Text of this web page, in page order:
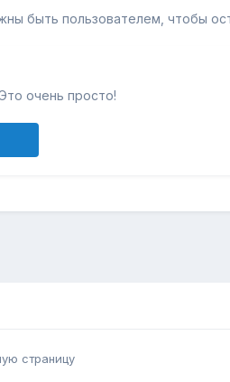
быть пользователем, чтобы
очень просто!
страницу